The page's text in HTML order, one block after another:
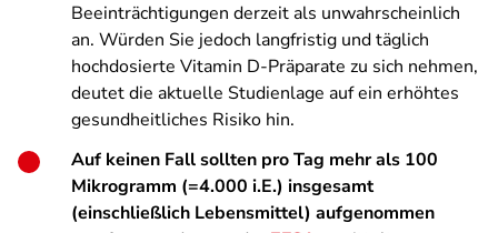
Beeinträchtigungen derzeit als unwahrscheinlich
an. Würden Sie jedoch langfristig und täglich
hochdosierte Vitamin D-Präparate zu sich nehmen,
deutet die aktuelle Studienlage auf ein erhöhtes
gesundheitliches Risiko hin.
Auf keinen Fall sollten pro Tag mehr als 100
Mikrogramm (=4.000 i.E.) insgesamt
(einschließlich Lebensmittel) aufgenommen